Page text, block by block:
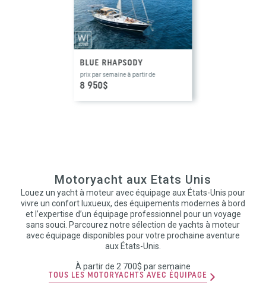
BLUE RHAPSODY
prix par semaine à partir de
8 950$
Motoryacht aux Etats Unis
Louez un yacht à moteur avec équipage aux États-Unis pour
vivre un confort luxueux, des équipements modernes à bord
et l’expertise d’un équipage professionnel pour un voyage
sans souci. Parcourez notre sélection de yachts à moteur
avec équipage disponibles pour votre prochaine aventure
aux États-Unis.
À partir de 2 700$ par semaine
TOUS LES MOTORYACHTS AVEC ÉQUIPAGE